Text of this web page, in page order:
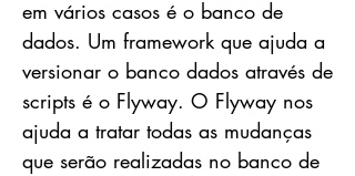
em vários casos é o banco de
dados. Um framework que ajuda a
versionar o banco dados através de
scripts é o Flyway. O Flyway nos
ajuda a tratar todas as mudanças
que serão realizadas no banco de